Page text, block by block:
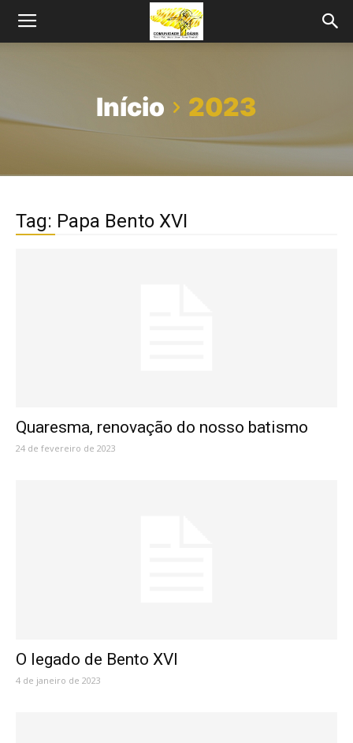
Início 2023
Tag: Papa Bento XVI
Quaresma, renovação do nosso batismo
24 de fevereiro de 2023
O legado de Bento XVI
4 de janeiro de 2023